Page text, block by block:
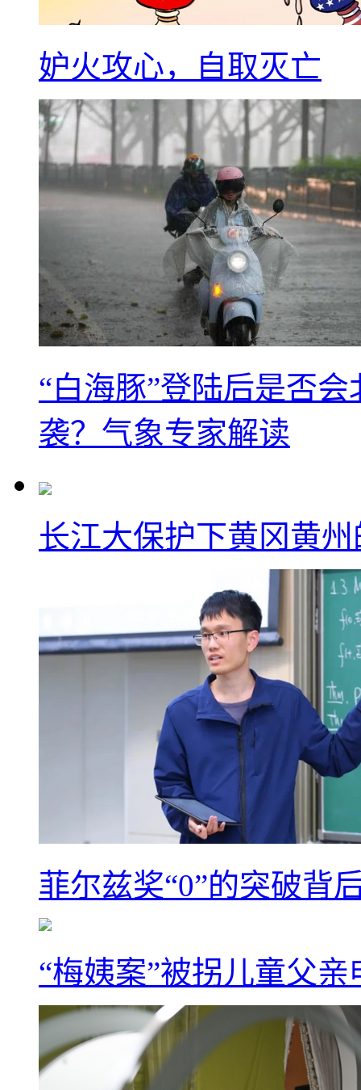
妒火攻心，自取灭亡
“白海豚”登陆后是否
袭？气象专家解读
长江大保护下黄冈黄
菲尔兹奖“0”的突破背
“梅姨案”被拐儿童父